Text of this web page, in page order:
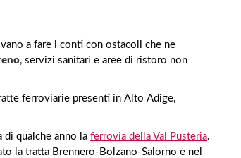
a fare i conti con ostacoli che ne
, servizi sanitari e aree di ristoro non
ferroviarie presenti in Alto Adige,
di qualche anno la ferrovia della Val Pusteria.
la tratta Brennero-Bolzano-Salorno e nel